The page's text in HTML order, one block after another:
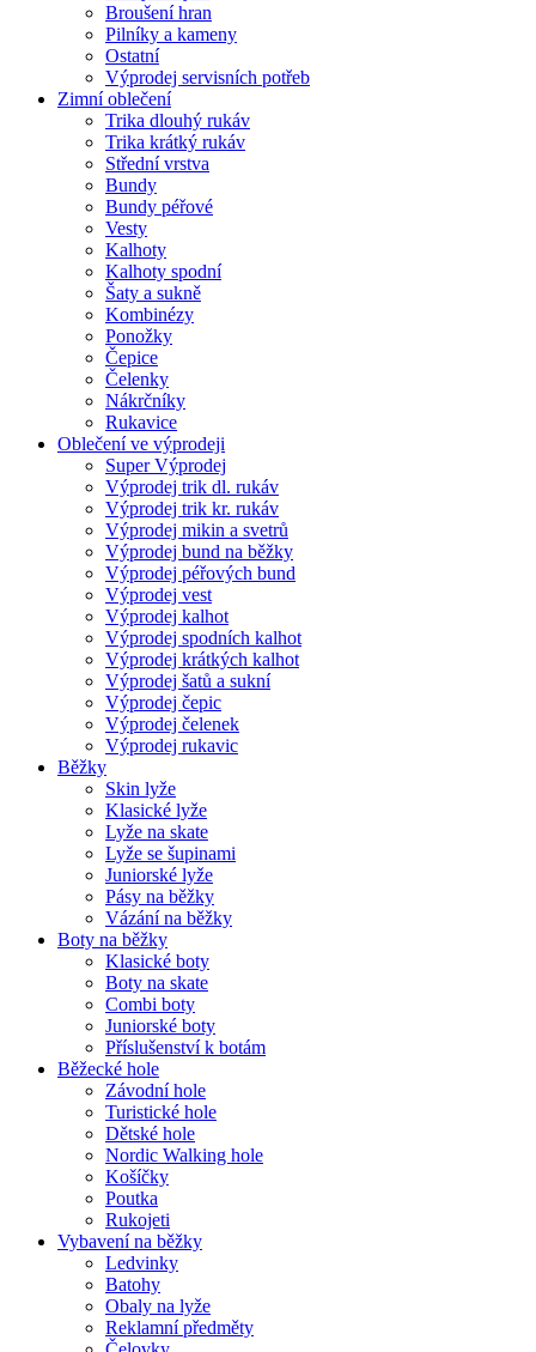
Broušení hran
Pilníky a kameny
Ostatní
Výprodej servisních potřeb
Zimní oblečení
Trika dlouhý rukáv
Trika krátký rukáv
Střední vrstva
Bundy
Bundy péřové
Vesty
Kalhoty
Kalhoty spodní
Šaty a sukně
Kombinézy
Ponožky
Čepice
Čelenky
Nákrčníky
Rukavice
Oblečení ve výprodeji
Super Výprodej
Výprodej trik dl. rukáv
Výprodej trik kr. rukáv
Výprodej mikin a svetrů
Výprodej bund na běžky
Výprodej péřových bund
Výprodej vest
Výprodej kalhot
Výprodej spodních kalhot
Výprodej krátkých kalhot
Výprodej šatů a sukní
Výprodej čepic
Výprodej čelenek
Výprodej rukavic
Běžky
Skin lyže
Klasické lyže
Lyže na skate
Lyže se šupinami
Juniorské lyže
Pásy na běžky
Vázání na běžky
Boty na běžky
Klasické boty
Boty na skate
Combi boty
Juniorské boty
Příslušenství k botám
Běžecké hole
Závodní hole
Turistické hole
Dětské hole
Nordic Walking hole
Košíčky
Poutka
Rukojeti
Vybavení na běžky
Ledvinky
Batohy
Obaly na lyže
Reklamní předměty